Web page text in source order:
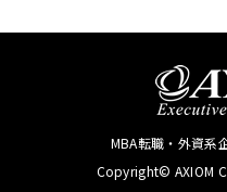
MBA転職・外資系
Copyright© AXIOM